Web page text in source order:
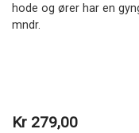
hode og ører har en
mndr.
Kr 279,00